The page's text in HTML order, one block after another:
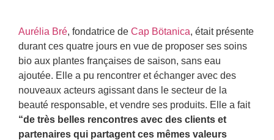
Aurélia Bré, fondatrice de Cap Bötanica, était présente
durant ces quatre jours en vue de proposer ses soins
bio aux plantes françaises de saison, sans eau
ajoutée. Elle a pu rencontrer et échanger avec des
nouveaux acteurs agissant dans le secteur de la
beauté responsable, et vendre ses produits. Elle a fait
“de très belles rencontres avec des clients et
partenaires qui partagent ces mêmes valeurs